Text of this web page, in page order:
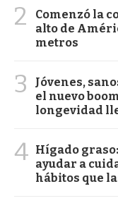
2
Comenzó la
alto de
metros
3
Jóvenes,
el nuevo
longevidad
4 Hígado
ayudar a
hábitos que